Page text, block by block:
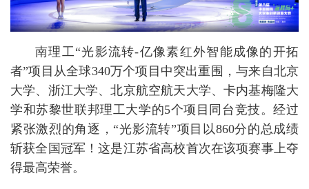
南理工“光影流转-亿像素红外智能成像的开拓
者”项目从全球340万个项目中突出重围，与来自北京
大学、浙江大学、北京航空航天大学、卡内基梅隆大
学和苏黎世联邦理工大学的5个项目同台竞技。经过
紧张激烈的角逐，“光影流转”项目以860分的总成绩
斩获全国冠军！这是江苏省高校首次在该项赛事上夺
得最高荣誉。